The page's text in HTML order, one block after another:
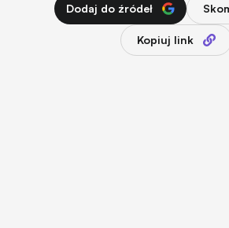
Dodaj do źródeł
Kopiuj link